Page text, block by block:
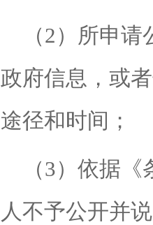
（2）所申请
政府信息，或
途径和时间；
（3）依据《
人不予公开并